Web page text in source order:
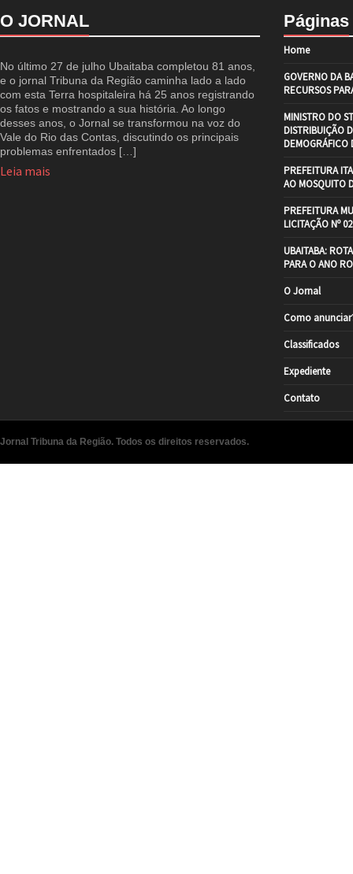
O JORNAL
No último 27 de julho Ubaitaba completou 81 anos,
e o jornal Tribuna da Região caminha lado a lado
com esta Terra hospitaleira há 25 anos registrando
os fatos e mostrando a sua história. Ao longo
desses anos, o Jornal se transformou na voz do
Vale do Rio das Contas, discutindo os principais
problemas enfrentados […]
Leia mais
Páginas
Home
GOVERNO DA
RECURSOS
MINISTRO DO
DISTRIBUIÇÃO
DEMOGRÁFICO
PREFEITURA
AO MOSQUITO
PREFEITURA
LICITAÇÃO Nº
UBAITABA:
PARA O ANO
O Jornal
Como
Classificados
Expediente
Contato
Jornal Tribuna da Região. Todos os direitos reservados.